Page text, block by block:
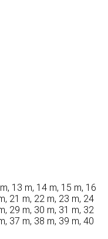
13 m, 14 m, 15 m, 16
21 m, 22 m, 23 m, 24
29 m, 30 m, 31 m, 32
37 m, 38 m, 39 m, 40